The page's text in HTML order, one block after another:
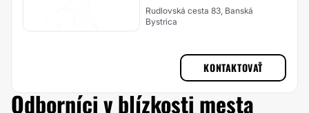
Rudlovská cesta 83, Banská
Bystrica
KONTAKTOVAŤ
Odborníci v blízkosti mesta